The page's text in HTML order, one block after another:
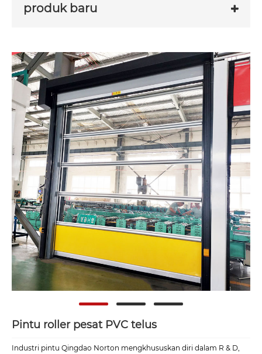
produk baru
Pintu roller pesat PVC telus
Industri pintu Qingdao Norton mengkhususkan diri dalam R & D,